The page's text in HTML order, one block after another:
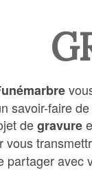
savoir-faire
degravure
vous
partager avec